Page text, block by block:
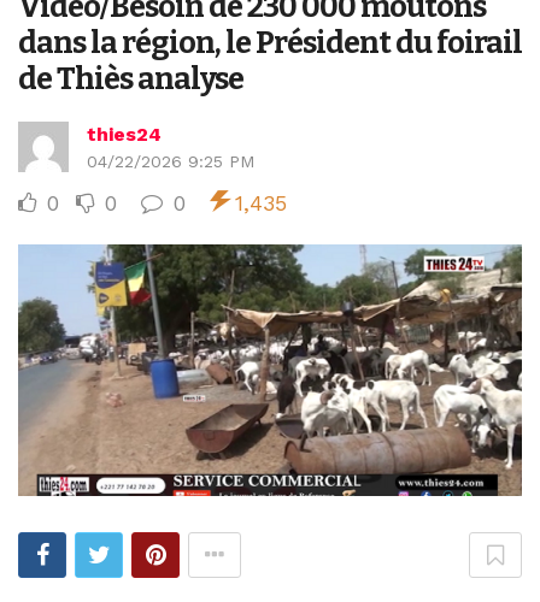
dans la région, le Président du foirail
de Thiès analyse
thies24
04/22/2026 9:25 PM
0 0 0 1,435